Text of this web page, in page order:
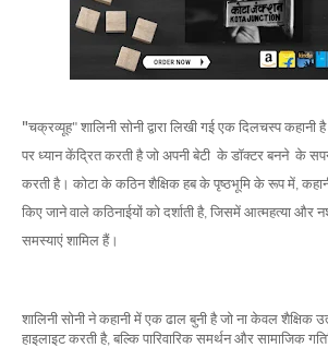
"चक्रव्यूह" शालिनी सोनी द्वारा लिखी गई एक दिलचस्प कहानी है
पर ध्यान केंद्रित करती है जो अपनी बेटी के डॉक्टर बनने के
करती है। कोटा के कठिन शैक्षिक हब के पृष्ठभूमि के रूप में,
किए जाने वाले कठिनाईयों को दर्शाती है, जिसमें आत्महत्या और
समस्याएं शामिल हैं।
शालिनी सोनी ने कहानी में एक ढाल बुनी है जो ना केवल शैक्षिक
हाइलाइट करती है, बल्कि पारिवारिक समर्थन और सामाजिक